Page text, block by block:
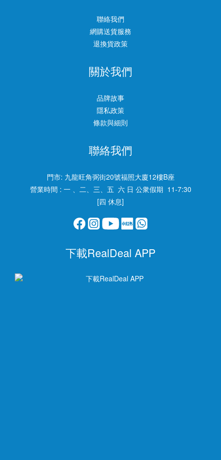
聯絡我們
網購送貨服務
退換貨政策
關於我們
品牌故事
隱私政策
條款與細則
聯絡我們
門市: 九龍旺角弼街20號福照大廈12樓B座
營業時間 : 一 、二、三、五 六 日 公衆假期 11-7:30
[四 休息]
下載RealDeal APP